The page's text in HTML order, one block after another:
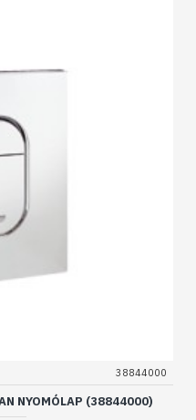
38844000
NYOMÓLAP (38844000)